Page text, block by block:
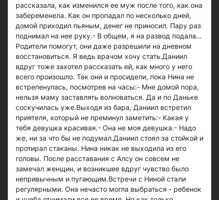
рассказала, как изменился ее муж после того, как она
забеременела. Как он пропадал по несколько дней,
домой приходил пьяным, денег не приносил. Пару раз
поднимал на нее руку.- В общем, я на развод подала...
Родители помогут, они даже разрешили на дневном
восстановиться. Я ведь врачом хочу стать.Даниил
вдруг тоже захотел рассказать ей, как много у него
всего произошло. Так они и просидели, пока Нина не
встрепенулась, посмотрев на часы:- Мне домой пора,
нельзя маму заставлять волноваться. Да и по Даньке
соскучилась уже.Выходя из бара, Даниил встретил
приятеля, который не преминул заметить:- Какая у
тебя девушка красивая.- Она не моя девушка.- Надо
же, ни за что бы не подумал.Даниил стоял за стойкой и
протирал стаканы. Нина никак не выходила из его
головы. После расставания с Алсу он совсем не
замечал женщин, и возникшее вдруг чувство было
непривычным и пугающим.Встречи с Ниной стали
регулярными. Она нечасто могла выбраться - ребенок